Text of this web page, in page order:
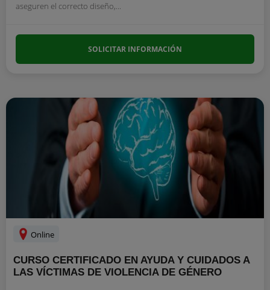
aseguren el correcto diseño,...
SOLICITAR INFORMACIÓN
Online
CURSO CERTIFICADO EN AYUDA Y CUIDADOS A
LAS VÍCTIMAS DE VIOLENCIA DE GÉNERO